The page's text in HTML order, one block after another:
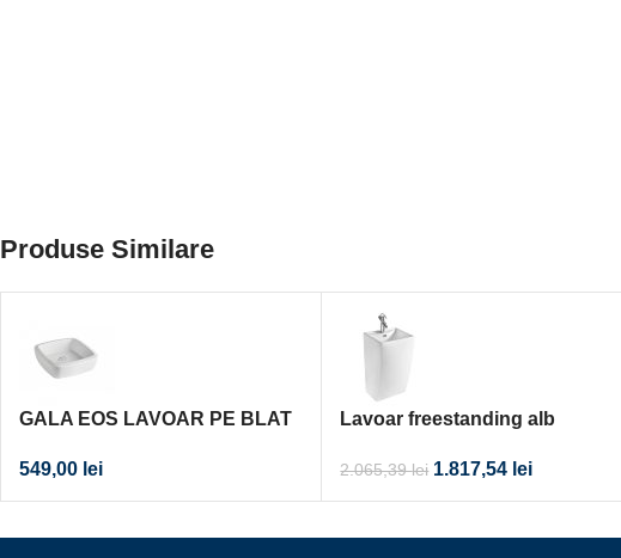
Produse Similare
GALA EOS LAVOAR PE BLAT
549,00 lei
Lavoar freestanding alb
2.065,39lei 1.817,54 lei